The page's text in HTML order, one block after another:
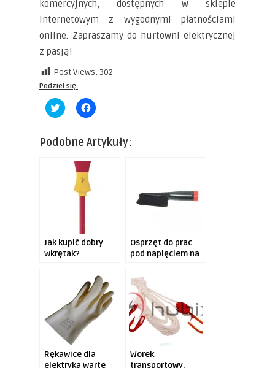
komercyjnych, dostępnych w sklepie
internetowym z wygodnymi płatnościami
online. Zapraszamy do hurtowni elektrycznej
z pasją!
Post Views: 302
Podziel się:
Click
to
Twitter
(Opens
new
window)
Click
to
Facebook
(Opens
Podobne Artykuły:
Jak kupić dobry
wkrętak?
Osprzęt do prac
pod napięciem na
Rękawice dla
elektryka warte
Worek
transportowy,